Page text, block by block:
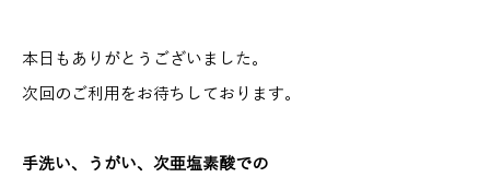
本日もありがとうございました。
次回のご利用をお待ちしております。
手洗い、うがい、次亜塩素酸での